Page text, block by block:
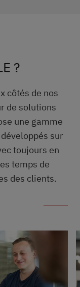
?
côtés de nos
de solutions
une gamme
sur
toujours en
temps de
des clients.